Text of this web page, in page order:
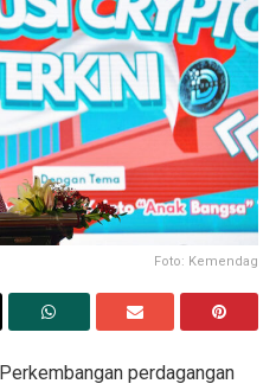
Foto: Kemendag
perdagangan